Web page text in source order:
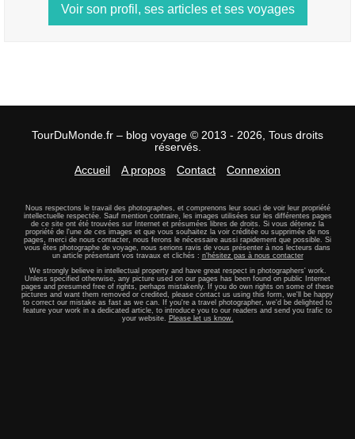
Voir son profil, ses articles et ses voyages
TourDuMonde.fr – blog voyage © 2013 - 2026, Tous droits
réservés.
Accueil
A propos Contact Connexion
Nous respectons le travail des photographes, et comprenons leur souci de voir leur propriété
intellectuelle respectée. Sauf mention contraire, les images utilisées sur les différentes pages
de ce site ont été trouvées sur Internet et présumées libres de droits. Si vous détenez la
propriété de l'une de ces images et que vous souhaitez la voir créditée ou supprimée de nos
pages, merci de nous contacter, nous ferons le nécessaire aussi rapidement que possible. Si
vous êtes photographe de voyage, nous serions ravis de vous présenter à nos lecteurs dans
un article présentant vos travaux et clichés : n'hésitez pas à nous contacter
We strongly believe in intellectual property and have great respect in photographers' work.
Unless specified otherwise, any picture used on our pages has been found on public Internet
pages and presumed free of rights, perhaps mistakenly. If you do own rights on some of these
pictures and want them removed or credited, please contact us using this form, we'll be happy
to correct our mistake as fast as we can. If you're a travel photographer, we'd be delighted to
feature your work in a dedicated article, to introduce you to our readers and send you trafic to
your website.
Please let us know.